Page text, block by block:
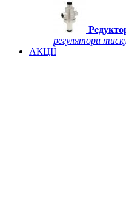
регулятори
АКЦІЇ